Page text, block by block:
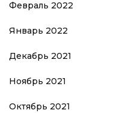
Февраль 2022
Январь 2022
Декабрь 2021
Ноябрь 2021
Октябрь 2021